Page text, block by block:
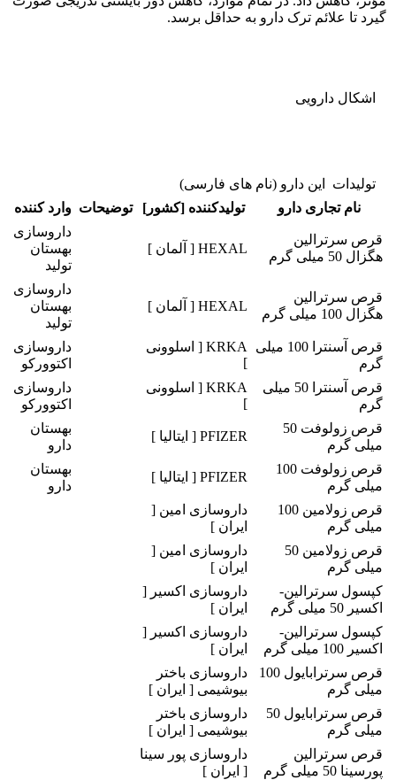
گیرد تا علائم ترک دارو به حداقل برسد.
اشکال دارویی
تولیدات این دارو (نام های فارسی)
نام تجاری دارو
تولیدکننده [کشور] توضیحات وارد کننده
قرص سرترالین
هگزال 50 میلی گرم
HEXAL [ آلمان ]
داروسازی
بهستان
تولید
قرص سرترالین
هگزال 100 میلی گرم
HEXAL [ آلمان ]
داروسازی
بهستان
تولید
قرص آسنترا 100 میلی
گرم
KRKA [ اسلوونی
]
داروسازی
اکتوورکو
قرص آسنترا 50 میلی
گرم
KRKA [ اسلوونی
]
داروسازی
اکتوورکو
قرص زولوفت 50
میلی گرم
PFIZER [ ایتالیا ]
بهستان
دارو
قرص زولوفت 100
میلی گرم
PFIZER [ ایتالیا ]
بهستان
دارو
قرص زولامین 100
میلی گرم
داروسازی امین [
ایران ]
قرص زولامین 50
میلی گرم
داروسازی امین [
ایران ]
کپسول سرترالین-
اکسیر 50 میلی گرم
داروسازی اکسیر [
ایران ]
کپسول سرترالین-
اکسیر 100 میلی گرم
داروسازی اکسیر [
ایران ]
قرص سرترابایول 100
میلی گرم
داروسازی باختر
بیوشیمی [ ایران ]
قرص سرترابایول 50
میلی گرم
داروسازی باختر
بیوشیمی [ ایران ]
قرص سرترالین
پورسینا 50 میلی گرم
داروسازی پور سینا
[ ایران ]